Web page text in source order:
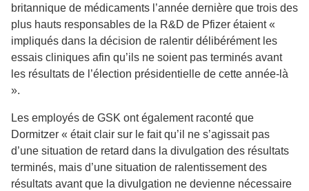
britannique de médicaments l’année dernière que trois des
plus hauts responsables de la R&D de Pfizer étaient «
impliqués dans la décision de ralentir délibérément les
essais cliniques afin qu’ils ne soient pas terminés avant
les résultats de l’élection présidentielle de cette année-là
».
Les employés de GSK ont également raconté que
Dormitzer « était clair sur le fait qu’il ne s’agissait pas
d’une situation de retard dans la divulgation des résultats
terminés, mais d’une situation de ralentissement des
résultats avant que la divulgation ne devienne nécessaire